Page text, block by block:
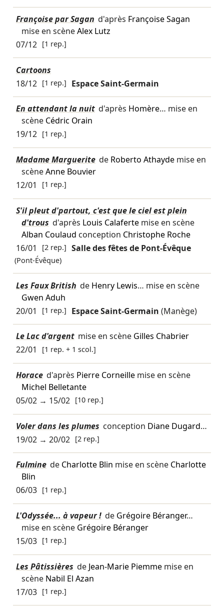
Françoise par Sagan d'après Françoise Sagan
mise en scèneAlex Lutz
07/12 [1 rep.]
Cartoons
18/12 [1 rep.] Espace Saint-Germain
En attendant la nuit d'après Homère… mise en
scène Cédric Orain
19/12 [1 rep.]
Madame Marguerite de Roberto Athaydemise en
scèneAnne Bouvier
12/01
[1 rep.]
S'il pleut d'partout, c'est que le ciel est plein
d'trous d'après Louis Calafertemise en scène
Alban Coulaud conception Christophe Roche
16/01
[2 rep.] Salle des fêtes de Pont-Évêque
(Pont-Évêque)
Les Faux British de Henry Lewis… mise en scène
Gwen Aduh
20/01
[1 rep.] Espace Saint-Germain(Manège)
Le Lac d'argent mise en scène Gilles Chabrier
22/01
[1 rep. + 1 scol.]
Horace d'après Pierre Corneillemise en scène
Michel Belletante
05/02→ 15/02 [10 rep.]
Voler dans les plumes conception Diane Dugard…
19/02→ 20/02 [2 rep.]
Fulmine de Charlotte Blin mise en scène Charlotte
Blin
06/03 [1 rep.]
L'Odyssée... à vapeur ! de Grégoire Béranger…
mise en scène Grégoire Béranger
15/03 [1 rep.]
Les Pâtissières de Jean-Marie Piemmemise en
scène Nabil El Azan
17/03 [1 rep.]